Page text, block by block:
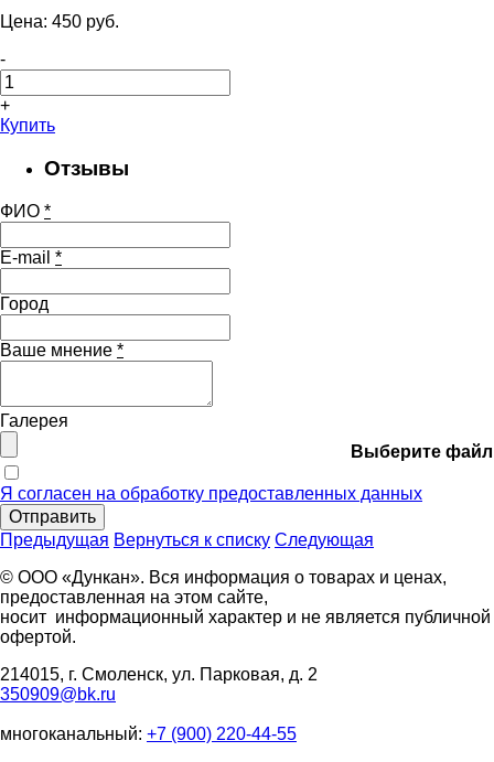
Цена: 450 pуб.
-
+
Купить
Отзывы
ФИО *
E-mail *
Город
Ваше мнение *
Галерея
Выберите файл
Я согласен на обработку предоставленных данных
Отправить
Предыдущая Вернуться к списку Следующая
© ООО «Дункан». Вся информация о товарах и ценах,
предоставленная на этом сайте,
носит информационный характер и не является публичной
офертой.
214015, г. Смоленск, ул. Парковая, д. 2
350909@bk.ru
многоканальный: +7 (900) 220-44-55